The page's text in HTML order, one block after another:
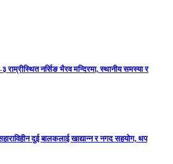
नर्सिङ भैरव मन्दिरमा, स्थानीय समस्या र
दुई बालकलाई खाद्यान्न र नगद सहयोग, थप